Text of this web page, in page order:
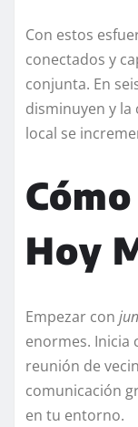
Con estos
conectados y
conjunta. En
disminuyen y la
local se
Hoy
Empezar con
enormes. Inicia
reunión de
comunicación
en tu entorno.